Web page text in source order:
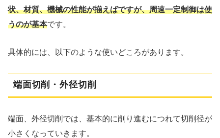
状、材質、機械の性能が揃えばですが、周速一定制御は使
うのが基本です。
具体的には、以下のような使いどころがあります。
端面切削・外径切削
端面、外径切削では、基本的に削り進むにつれて切削径が
小さくなっていきます。